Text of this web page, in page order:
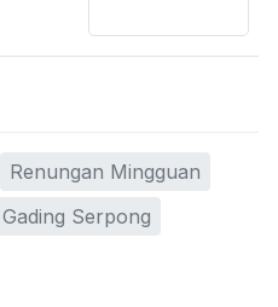
Renungan Mingguan
Serpong